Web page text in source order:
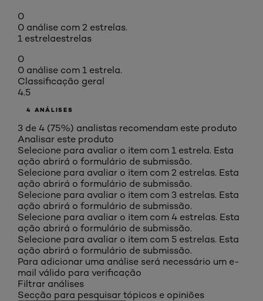
0
0 análise com 2 estrelas.
1 estrelaestrelas
0
0 análise com 1 estrela.
Classificação geral
4.5
4 ANÁLISES
3 de 4 (75%) analistas recomendam este produto
Analisar este produto
Selecione para avaliar o item com 1 estrela. Esta
ação abrirá o formulário de submissão.
Selecione para avaliar o item com 2 estrelas. Esta
ação abrirá o formulário de submissão.
Selecione para avaliar o item com 3 estrelas. Esta
ação abrirá o formulário de submissão.
Selecione para avaliar o item com 4 estrelas. Esta
ação abrirá o formulário de submissão.
Selecione para avaliar o item com 5 estrelas. Esta
ação abrirá o formulário de submissão.
Para adicionar uma análise será necessário um e-
mail válido para verificação
Filtrar análises
Secção para pesquisar tópicos e opiniões